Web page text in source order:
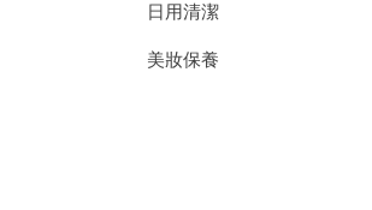
日用清潔
美妝保養